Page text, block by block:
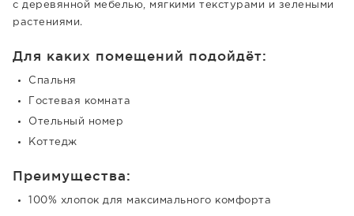
с деревянной мебелью, мягкими текстурами и зелеными
растениями.
Для каких помещений подойдёт:
Спальня
Гостевая комната
Отельный номер
Коттедж
Преимущества:
100% хлопок для максимального комфорта